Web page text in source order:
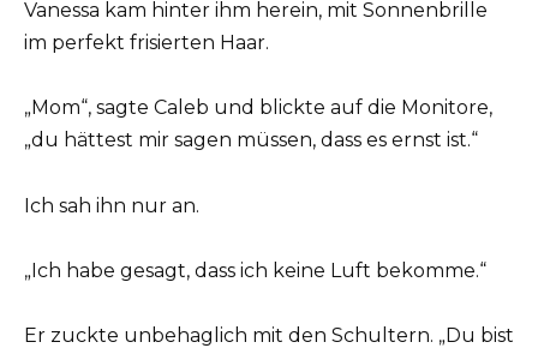
Vanessa kam hinter ihm herein, mit Sonnenbrille
im perfekt frisierten Haar.
„Mom“, sagte Caleb und blickte auf die Monitore,
„du hättest mir sagen müssen, dass es ernst ist.“
Ich sah ihn nur an.
„Ich habe gesagt, dass ich keine Luft bekomme.“
Er zuckte unbehaglich mit den Schultern. „Du bist